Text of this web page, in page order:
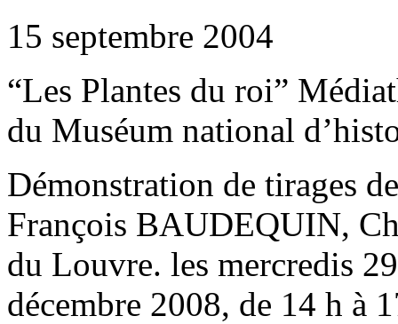
15 septembre 2004
“Les Plantes du roi”
du Muséum national
Démonstration de tirages
François BAUDEQUIN,
du Louvre. les mercredis
décembre 2008, de 14 h à